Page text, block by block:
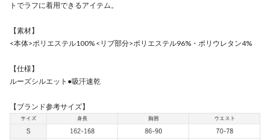
トでラフに着用できるアイテム。
【素材】
<本体>ポリエステル100% <リブ部分>ポリエステル96%・ポリウレタン4%
【仕様】
ルーズシルエット●吸汗速乾
【ブランド参考サイズ】